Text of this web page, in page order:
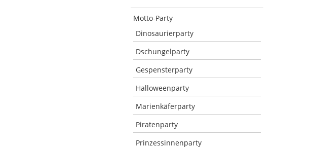
Motto-Party
Dinosaurierparty
Dschungelparty
Gespensterparty
Halloweenparty
Marienkäferparty
Piratenparty
Prinzessinnenparty